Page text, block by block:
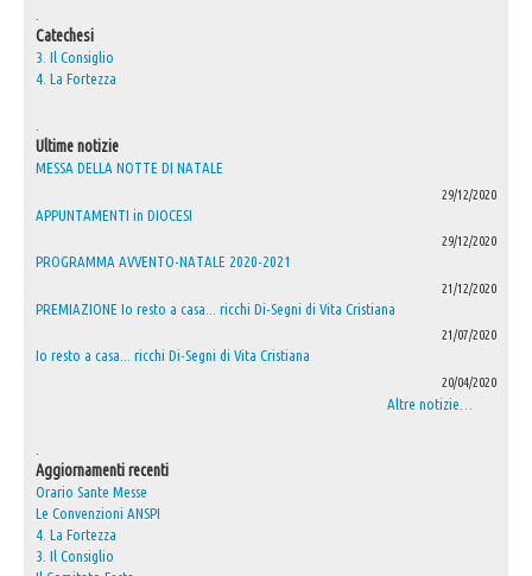
Catechesi
3. Il Consiglio
4. La Fortezza
Ultime notizie
MESSA DELLA NOTTE DI NATALE
29/12/2020
APPUNTAMENTI in DIOCESI
29/12/2020
PROGRAMMA AVVENTO-NATALE 2020-2021
21/12/2020
PREMIAZIONE Io resto a casa... ricchi Di-Segni di Vita Cristiana
21/07/2020
Io resto a casa... ricchi Di-Segni di Vita Cristiana
20/04/2020
Altre notizie…
Aggiornamenti recenti
Orario Sante Messe
Le Convenzioni ANSPI
4. La Fortezza
3. Il Consiglio